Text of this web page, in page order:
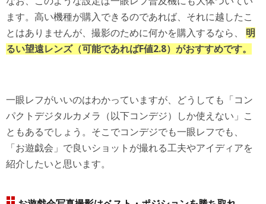
ます。高い機種が購入できるのであれば、それに越したこ
とはありませんが、撮影のために何かを購入するなら、 明
るい望遠レンズ（可能であればF値2.8）がおすすめです。
一眼レフがいいのはわかっていますが、どうしても「コン
パクトデジタルカメラ（以下コンデジ）しか使えない」こ
ともあるでしょう。そこでコンデジでも一眼レフでも、
「お遊戯会」で良いショットが撮れる工夫やアイディアを
紹介したいと思います。